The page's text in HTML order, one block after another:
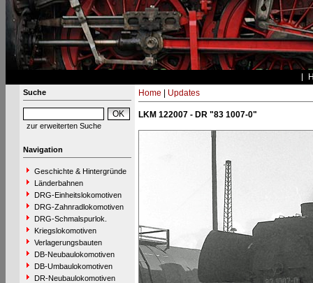
Suche
zur erweiterten Suche
Navigation
Geschichte & Hintergründe
Länderbahnen
DRG-Einheitslokomotiven
DRG-Zahnradlokomotiven
DRG-Schmalspurlok.
Kriegslokomotiven
Verlagerungsbauten
DB-Neubaulokomotiven
DB-Umbaulokomotiven
DR-Neubaulokomotiven
Home Updates
LKM 122007 - DR "83 1007-0"